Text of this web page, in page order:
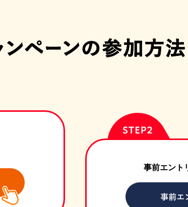
事前エント